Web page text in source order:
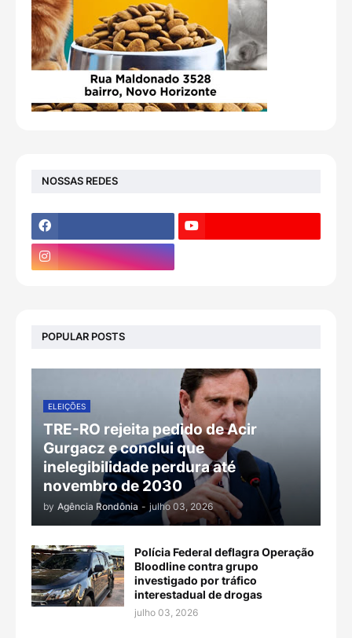
NOSSAS REDES
POPULAR POSTS
ELEIÇÕES
TRE-RO rejeita pedido de Acir
Gurgacz e conclui que
inelegibilidade perdura até
novembro de 2030
by Agência Rondônia - julho 03, 2026
Polícia Federal deflagra Operação
Bloodline contra grupo
investigado por tráfico
interestadual de drogas
julho 03, 2026